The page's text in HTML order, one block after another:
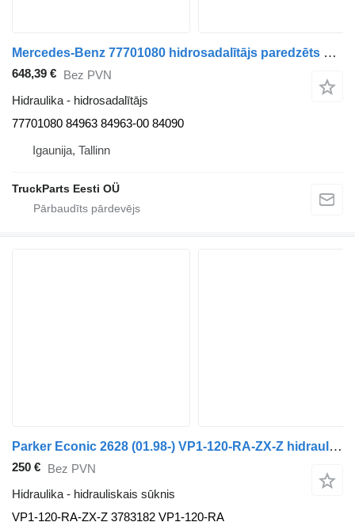
Mercedes-Benz 77701080 hidrosadalītājs paredzēts Mercedes-Benz Econic (1998-2014) vilcēja
648,39 € Bez PVN
Hidraulika - hidrosadalītājs
77701080 84963 84963-00 84090
Igaunija, Tallinn
TruckParts Eesti OÜ
Parker Econic 2628 (01.98-) VP1-120-RA-ZX-Z hidrauliskais sūknis paredzēts Mercedes-Benz Econic (1998-2014) vilcēja
250 € Bez PVN
Hidraulika - hidrauliskais sūknis
VP1-120-RA-ZX-Z 3783182 VP1-120-RA